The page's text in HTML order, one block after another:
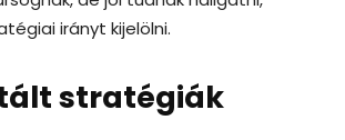
irányt kijelölni.
stratégiák